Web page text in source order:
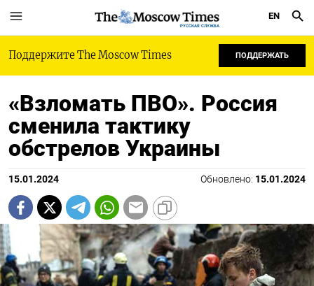
РУССКАЯ СЛУЖБА
EN
Поддержите The Moscow Times ПОДДЕРЖАТЬ
«Взломать ПВО». Россия
сменила тактику
обстрелов Украины
15.01.2024 Обновлено: 15.01.2024